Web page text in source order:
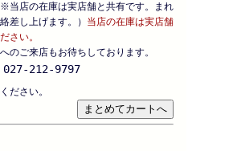
当店の在庫は実店舗と共有です。まれ
差し上げます。） 当店の在庫は実店舗
さい。
のご来店もお待ちしております。
027-212-9797
ださい。